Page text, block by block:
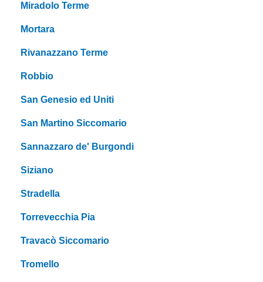
Miradolo Terme
Mortara
Rivanazzano Terme
Robbio
San Genesio ed Uniti
San Martino Siccomario
Sannazzaro de' Burgondi
Siziano
Stradella
Torrevecchia Pia
Travacò Siccomario
Tromello